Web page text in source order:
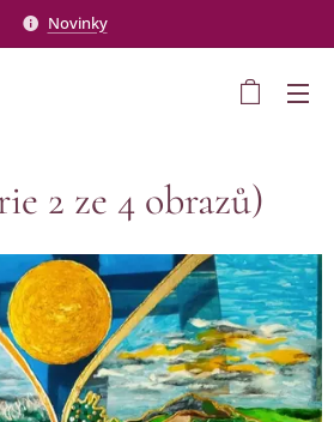
Novinky
2 ze 4 obrazů)